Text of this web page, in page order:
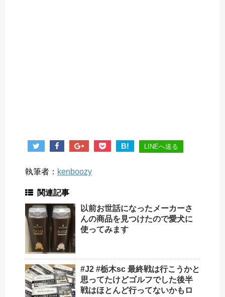
B! LINEへ送る
執筆者： kenboozy
関連記事
以前お世話になったメーカーさ
んの商品を見つけたので愛犬に
使ってみます
#J2 #栃木sc 最終戦は行こうかと
思ってたけどゴルフでした後半
戦はほとんど行ってないかもロ